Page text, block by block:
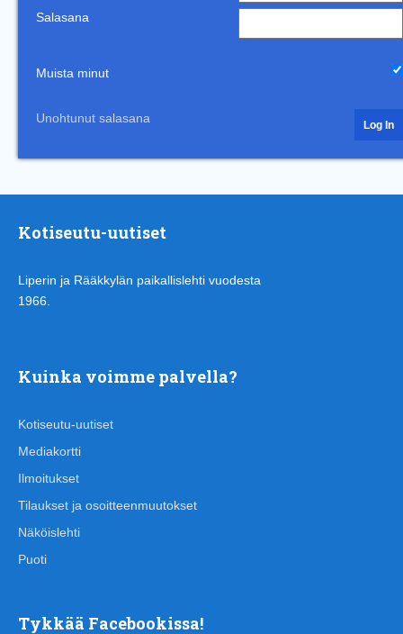
Salasana
Muista minut
Unohtunut salasana
Kotiseutu-uutiset
Liperin ja Rääkkylän paikallislehti vuodesta
1966.
Kuinka voimme palvella?
Kotiseutu-uutiset
Mediakortti
Ilmoitukset
Tilaukset ja osoitteenmuutokset
Näköislehti
Puoti
Tykkää Facebookissa!